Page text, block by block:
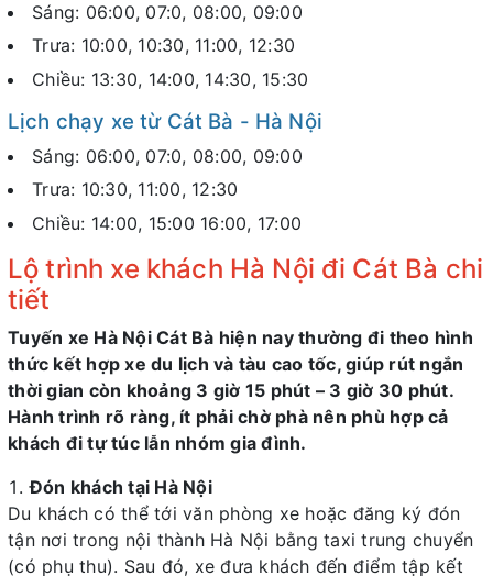
Sáng: 06:00, 07:0, 08:00, 09:00
Trưa: 10:00, 10:30, 11:00, 12:30
Chiều: 13:30, 14:00, 14:30, 15:30
Lịch chạy xe từ Cát Bà - Hà Nội
Sáng: 06:00, 07:0, 08:00, 09:00
Trưa: 10:30, 11:00, 12:30
Chiều: 14:00, 15:00 16:00, 17:00
Lộ trình xe khách Hà Nội đi Cát Bà chi
tiết
Tuyến xe Hà Nội Cát Bà hiện nay thường đi theo hình
thức kết hợp xe du lịch và tàu cao tốc, giúp rút ngắn
thời gian còn khoảng 3 giờ 15 phút – 3 giờ 30 phút.
Hành trình rõ ràng, ít phải chờ phà nên phù hợp cả
khách đi tự túc lẫn nhóm gia đình.
Đón khách tại Hà Nội
Du khách có thể tới văn phòng xe hoặc đăng ký đón
tận nơi trong nội thành Hà Nội bằng taxi trung chuyển
(có phụ thu). Sau đó, xe đưa khách đến điểm tập kết